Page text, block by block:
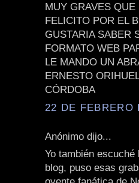
MUY GRAVES
FELICITO POR EL
GUSTARIA SABER
FORMATO WEB
LE MANDO UN
ERNESTO
CÓRDOBA
22 DE FEBRERO
Anónimo dijo...
Yo también
blog, puso esas